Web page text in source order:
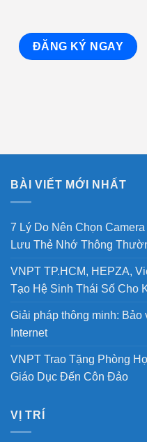
ĐĂNG KÝ NGAY
BÀI VIẾT MỚI NHẤT
7 Lý Do Nên Chọn
Lưu Thẻ Nhớ Thông
VNPT TP.HCM, HEPZA,
Tạo Hệ Sinh Thái Số Cho
Giải pháp thông minh:
Internet
VNPT Trao Tặng Phòng
Giáo Dục Đến Côn Đảo
VỊ TRÍ